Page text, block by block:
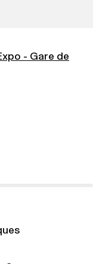
- Gare de